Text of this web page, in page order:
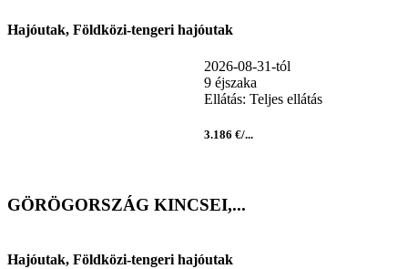
Hajóutak, Földközi-tengeri hajóutak
2026-08-31-tól
9 éjszaka
Ellátás: Teljes ellátás
3.186 €/...
GÖRÖGORSZÁG KINCSEI,...
Hajóutak, Földközi-tengeri hajóutak